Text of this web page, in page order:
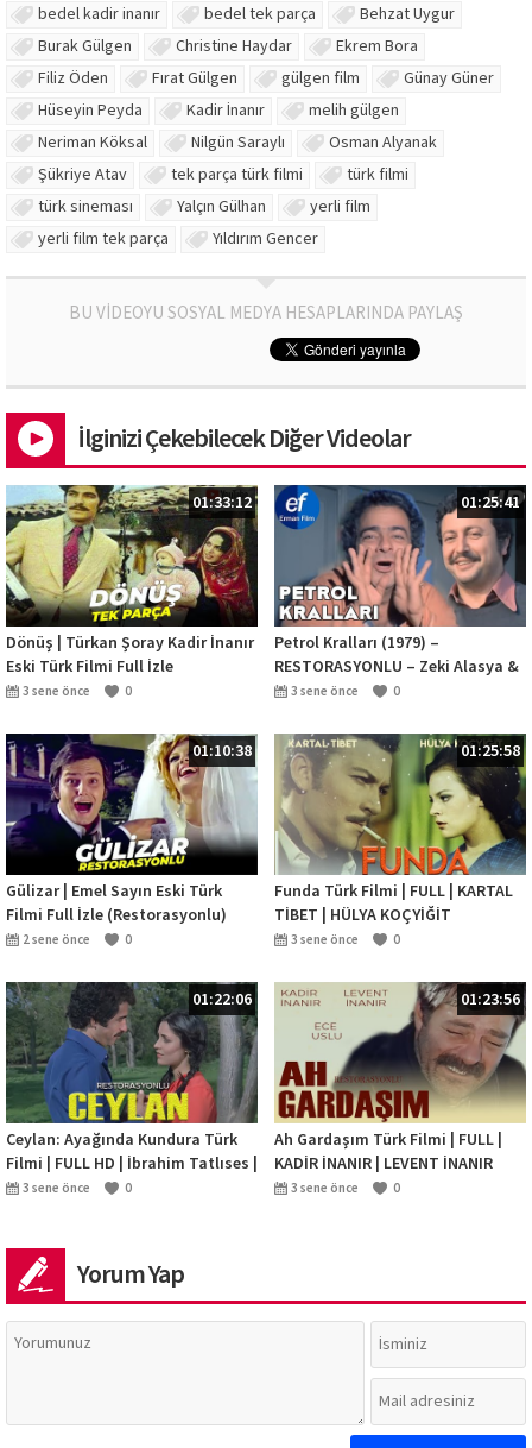
bedel kadir inanır
bedel tek parça
Behzat Uygur
Burak Gülgen
Christine Haydar
Ekrem Bora
Filiz Öden
Fırat Gülgen gülgen film
Günay Güner
Hüseyin Peyda
Kadir İnanır
melih gülgen
Neriman Köksal
Nilgün Saraylı
Osman Alyanak
Şükriye Atav
tek parça türk filmi
türk filmi
türk sineması
Yalçın Gülhan
yerli film
yerli film tek parça
Yıldırım Gencer
BU VİDEOYU SOSYAL MEDYA HESAPLARINDA PAYLAŞ
İlginizi Çekebilecek Diğer Videolar
01:33:12
Dönüş | Türkan Şoray Kadir İnanır
Eski Türk Filmi Full İzle
3 sene önce 0
01:25:41
Petrol Kralları (1979) –
RESTORASYONLU – Zeki Alasya &
Metin Akpınar
3 sene önce 0
01:10:38
Gülizar | Emel Sayın Eski Türk
Filmi Full İzle (Restorasyonlu)
2 sene önce 0
01:25:58
Funda Türk Filmi | FULL | KARTAL
TİBET | HÜLYA KOÇYİĞİT
3 sene önce 0
01:22:06
Ceylan: Ayağında Kundura Türk
Filmi | FULL HD | İbrahim Tatlıses |
Necla Nazır
3 sene önce 0
01:23:56
Ah Gardaşım Türk Filmi | FULL |
KADİR İNANIR | LEVENT İNANIR
3 sene önce 0
Yorum Yap